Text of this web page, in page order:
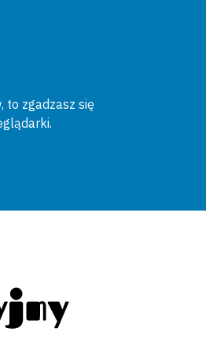
to zgadzasz się